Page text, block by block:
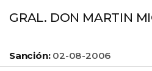
GRAL. DON MARTIN
Sanción: 02-08-2006